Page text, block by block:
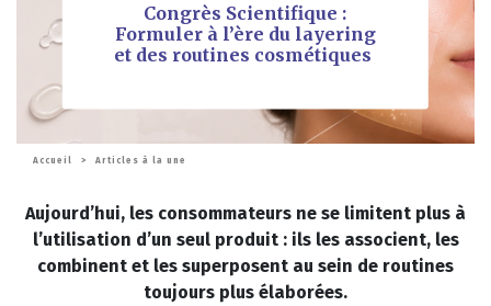
Congrès Scientifique :
Formuler à l’ère du layering
et des routines cosmétiques
Accueil > Articles à la une
Aujourd’hui, les consommateurs ne se limitent plus à
l’utilisation d’un seul produit : ils les associent, les
combinent et les superposent au sein de routines
toujours plus élaborées.